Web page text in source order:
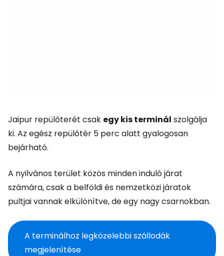
Jaipur repülőterét csak egy kis terminál szolgálja
ki. Az egész repülőtér 5 perc alatt gyalogosan
bejárható.
A nyilvános terület közös minden induló járat
számára, csak a belföldi és nemzetközi járatok
pultjai vannak elkülönítve, de egy nagy csarnokban.
A terminálhoz legközelebbi szállodák
megjelenítése